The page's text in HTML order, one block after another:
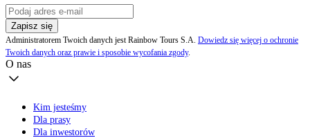
Zapisz się
Administratorem Twoich danych jest Rainbow Tours S.A. Dowiedz się więcej o ochronie
Twoich danych oraz prawie i sposobie wycofania zgody.
O nas
Kim jesteśmy
Dla prasy
Dla inwestorów